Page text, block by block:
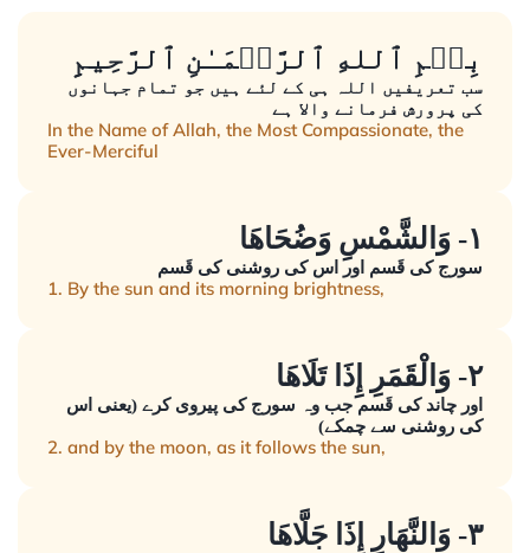
بِسۡمِ ٱللهِ ٱلرَّحۡمَـٰنِ ٱلرَّحِيمِِ
سب تعریفیں اللہ ہی کے لئے ہیں جو تمام جہانوں
کی پرورش فرمانے والا ہے
In the Name of Allah, the Most Compassionate, the
Ever-Merciful
١- وَالشَّمْسِ وَضُحَاهَا
سورج کی قَسم اور اس کی روشنی کی قَسم
1. By the sun and its morning brightness,
٢- وَالْقَمَرِ إِذَا تَلَاهَا
اور چاند کی قَسم جب وہ سورج کی پیروی کرے (یعنی اس
کی روشنی سے چمکے)
2. and by the moon, as it follows the sun,
٣- وَالنَّهَارِ إِذَا جَلَّاهَا